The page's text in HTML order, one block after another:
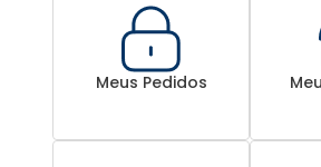
Meus Pedidos